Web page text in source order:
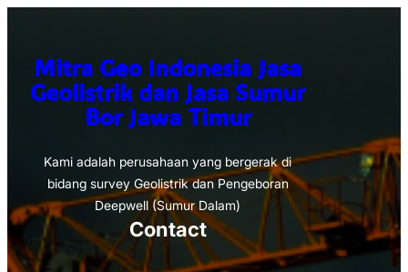
Mitra Geo Indonesia Jasa
Geolistrik dan Jasa Sumur
Bor Jawa Timur
Kami adalah perusahaan yang bergerak di
bidang survey Geolistrik dan Pengeboran
Deepwell (Sumur Dalam)
Contact